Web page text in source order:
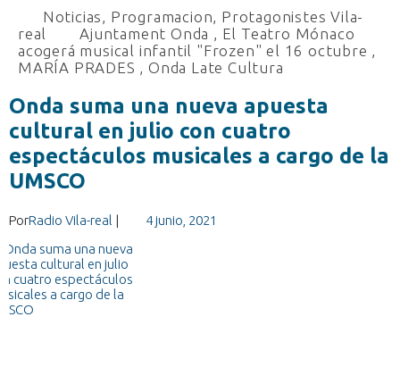
Noticias, Programacion, Protagonistes Vila-
real
Ajuntament Onda , El Teatro Mónaco
acogerá musical infantil "Frozen" el 16 octubre ,
MARÍA PRADES ,Onda Late Cultura
Onda suma una nueva apuesta
cultural en julio con cuatro
espectáculos musicales a cargo de la
UMSCO
PorRadio Vila-real | 4 junio, 2021